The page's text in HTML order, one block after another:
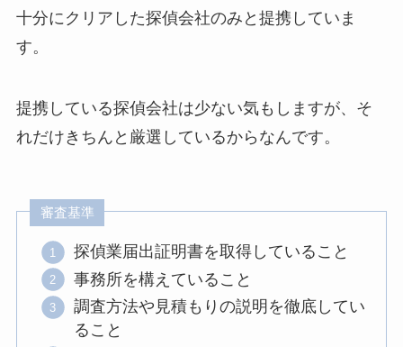
十分にクリアした探偵会社のみと提携していま
す。
提携している探偵会社は少ない気もしますが、そ
れだけきちんと厳選しているからなんです。
審査基準
探偵業届出証明書を取得していること
事務所を構えていること
調査方法や見積もりの説明を徹底してい
ること